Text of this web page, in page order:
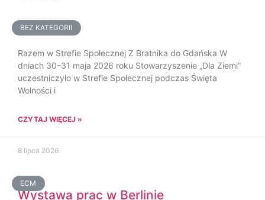
BEZ KATEGORII
Razem w Strefie Społecznej Z Bratnika do Gdańska W
dniach 30–31 maja 2026 roku Stowarzyszenie „Dla Ziemi”
uczestniczyło w Strefie Społecznej podczas Święta
Wolności i
CZYTAJ WIĘCEJ »
8 lipca 2026
ECM
Wystawa prac w Berlinie